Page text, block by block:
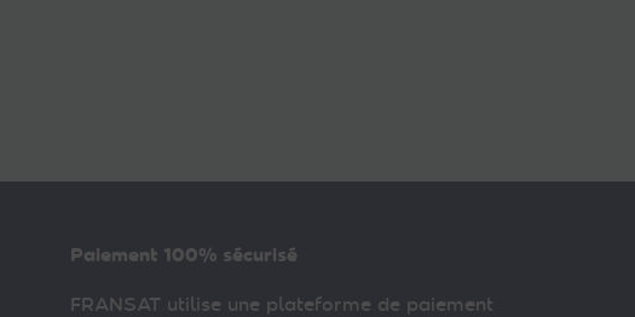
Paiement 100% sécurisé
FRANSAT utilise une plateforme de paiement